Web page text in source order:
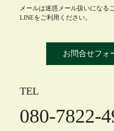
メールは迷惑メール扱いになる
LINEをご利用ください。
お問合せフォ
TEL
080-7822-